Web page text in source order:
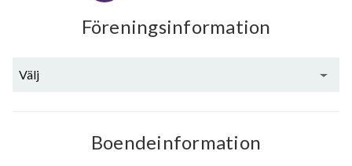
Föreningsinformation
Välj
Boendeinformation